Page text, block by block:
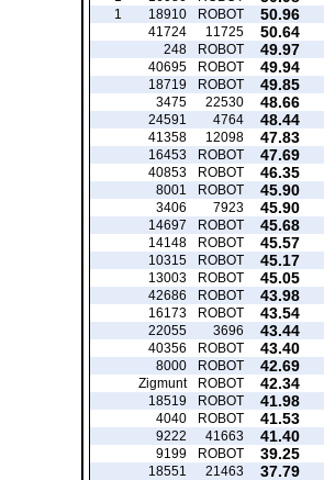
50.96
ROBOT
18910
1
50.64
11725
41724
49.97
ROBOT
248
49.94
ROBOT
40695
49.85
ROBOT
18719
48.66
22530
3475
48.44
4764
24591
47.83
12098
41358
47.69
ROBOT
16453
46.35
ROBOT
40853
45.90
ROBOT
8001
45.90
7923
3406
45.68
ROBOT
14697
45.57
ROBOT
14148
45.17
ROBOT
10315
45.05
ROBOT
13003
43.98
ROBOT
42686
43.54
ROBOT
16173
43.44
3696
22055
43.40
ROBOT
40356
42.69
ROBOT
8000
42.34
ROBOT
Zigmunt
41.98
ROBOT
18519
41.53
ROBOT
4040
41.40
41663
9222
39.25
ROBOT
9199
37.79
21463
18551